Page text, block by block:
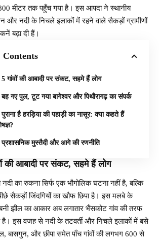
मीटर तक पहुँच गया है। इस आपदा ने स्थानीय
और नदी के निचले इलाकों में रहने वाले सैकड़ों ग्रामीणों
बढ़ा दी हैं।
Contents
5 गांवों की आबादी पर संकट, सहमे हैं लोग
बह गए पुल, टूट गया बागेश्वर और पिथौरागढ़ का संपर्क
पुराना है हरड़िया की पहाड़ी का नासूर: क्या कहते हैं
प्रशासनिक मुस्तैदी और आगे की रणनीति
की आबादी पर संकट, सहमे हैं लोग
नदी का रुकना सिर्फ एक भौगोलिक घटना नहीं है, बल्कि
सैकड़ों जिंदगियों का खौफ छिपा है। इस मलबे के
झील का आकार अब लगातार भैंसकोट गांव की तरफ
है। इस वजह से नदी के तटवर्ती और निचले इलाकों में बसे
बासगुन, और छीपा समेत पाँच गांवों की लगभग 600 से